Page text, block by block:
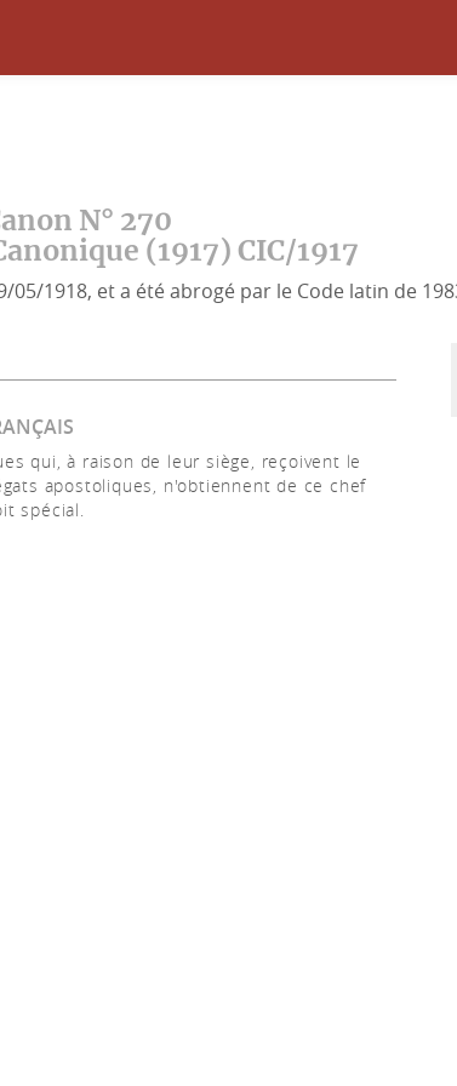
N° 270
(1917) CIC/1917
05/1918, et a été abrogé par le Code latin de
qui, à raison de leur siège, reçoivent le
apostoliques, n'obtiennent de ce chef
spécial.